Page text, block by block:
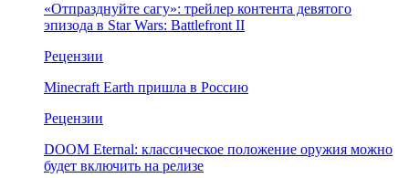
«Отпразднуйте сагу»: трейлер контента девятого
эпизода в Star Wars: Battlefront II
Рецензии
Minecraft Earth пришла в Россию
Рецензии
DOOM Eternal: классическое положение оружия можно
будет включить на релизе